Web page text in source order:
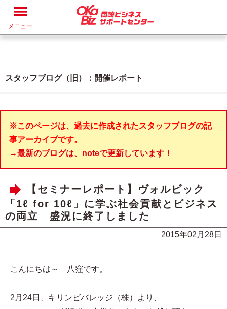
メニュー
スタッフブログ（旧）：開催レポート
※このページは、過去に作成されたスタッフブログの記
事アーカイブです。
→最新のブログは、noteで更新しています！
【セミナーレポート】ヴォルビック
「1ℓ for 10ℓ」に学ぶ社会貢献とビジネス
の両立 盛況に終了しました
2015年02月28日
こんにちは～ 八窪です。
2月24日、キリンビバレッジ（株）より、